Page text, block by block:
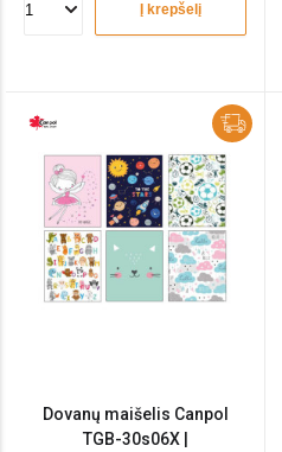
Į krepšelį
Dovanų maišelis Canpol
TGB-30s06X |